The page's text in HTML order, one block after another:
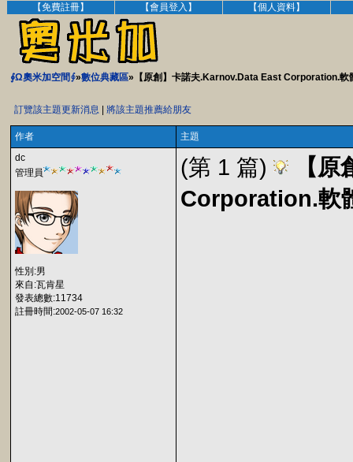
【免費註冊】 【會員登入】 【個人資料】
∮Ω奧米加空間∮»數位典藏區»【原創】卡諾夫.Karnov.Data East Corporation.軟
訂覽該主題更新消息 將該主題推薦給朋友
作者
主題
dc
管理員
性別:男
來自:瓦肯星
發表總數:11734
註冊時間:2002-05-07 16:32
(第 1 篇)
【
Corporation.軟